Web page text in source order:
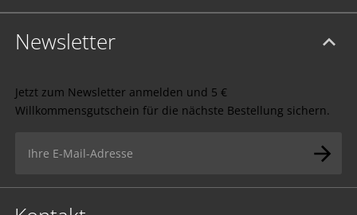
Newsletter
Jetzt zum Newsletter anmelden und 5 €
Willkommensgutschein für die nächste Bestellung sichern.